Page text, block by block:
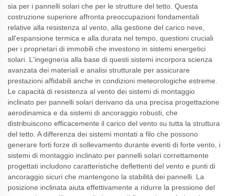
sia per i pannelli solari che per le strutture del tetto. Questa
costruzione superiore affronta preoccupazioni fondamentali
relative alla resistenza al vento, alla gestione del carico neve,
all'espansione termica e alla durata nel tempo, questioni cruciali
per i proprietari di immobili che investono in sistemi energetici
solari. L'ingegneria alla base di questi sistemi incorpora scienza
avanzata dei materiali e analisi strutturale per assicurare
prestazioni affidabili anche in condizioni meteorologiche estreme.
Le capacità di resistenza al vento dei sistemi di montaggio
inclinato per pannelli solari derivano da una precisa progettazione
aerodinamica e da sistemi di ancoraggio robusti, che
distribuiscono efficacemente il carico del vento su tutta la struttura
del tetto. A differenza dei sistemi montati a filo che possono
generare forti forze di sollevamento durante eventi di forte vento, i
sistemi di montaggio inclinato per pannelli solari correttamente
progettati includono caratteristiche deflettenti del vento e punti di
ancoraggio sicuri che mantengono la stabilità dei pannelli. La
posizione inclinata aiuta effettivamente a ridurre la pressione del